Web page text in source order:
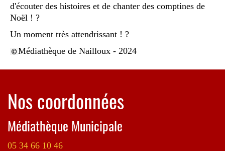
d'écouter des histoires et de chanter des comptines de
Noël ! ?
Un moment très attendrissant ! ?
Médiathèque de Nailloux - 2024
Nos coordonnées
Médiathèque Municipale
05 34 66 10 46